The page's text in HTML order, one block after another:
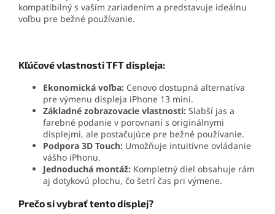
kompatibilný s vaším zariadením a predstavuje ideálnu
voľbu pre bežné používanie.
Kľúčové vlastnosti TFT displeja:
Ekonomická voľba: Cenovo dostupná alternatíva
pre výmenu displeja iPhone 13 mini.
Základné zobrazovacie vlastnosti: Slabší jas a
farebné podanie v porovnaní s originálnymi
displejmi, ale postačujúce pre bežné používanie.
Podpora 3D Touch: Umožňuje intuitívne ovládanie
vášho iPhonu.
Jednoduchá montáž: Kompletný diel obsahuje rám
aj dotykovú plochu, čo šetrí čas pri výmene.
Prečo si vybrať tento displej?